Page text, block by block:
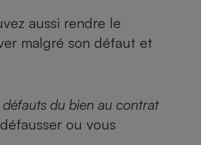
aussi rendre le
malgré son défaut et
du bien au contrat
ou vous